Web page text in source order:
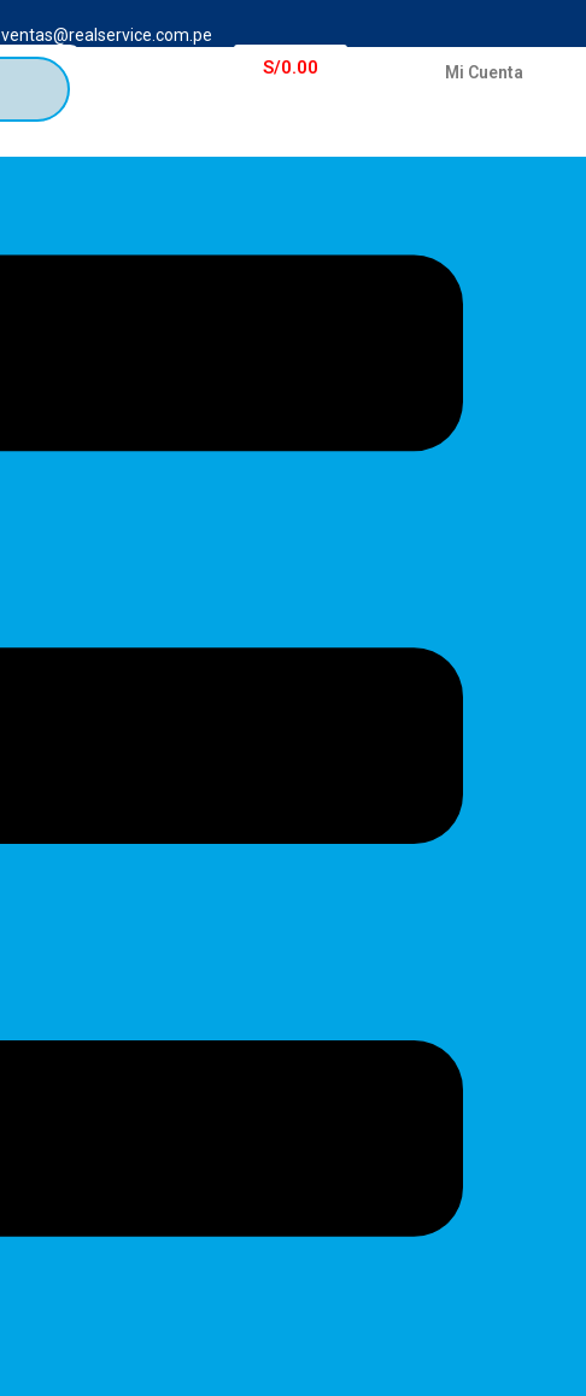
ventas@realservice.com.pe
S/0.00 Mi Cuenta